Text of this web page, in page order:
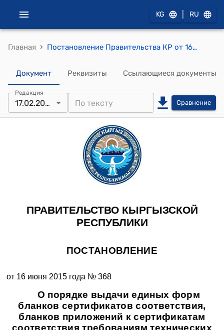
KG RU
Главная › Постановление Правительства КР от 16 июня 2015 года № 368 "О порядке выдачи единых форм бланков сертификатов соответствия, бланков приложений к сертификатам соответствия требованиям технических регламентов Таможенного союза"
Документ Реквизиты Ссылающиеся документы
Редакция
17.02.2023 Сравнение